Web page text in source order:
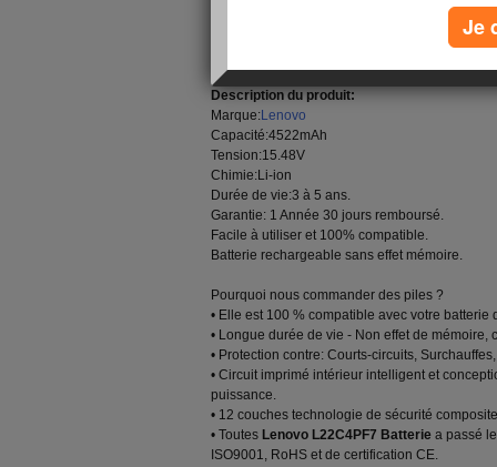
Lenovo L22C4PF7 Batterie Ordinateur
Portable pour Lenovo Yoga Air 14s APU8
Description du produit:
Marque:Lenovo
Capacité:4522mAh
Tension:15.48V
Chimie:Li-ion
Durée de vie:3 à 5 ans.
Garantie: 1 Année 30 jours remboursé.
Facile à utiliser et 100% compatible.
Batterie rechargeable sans effet mémoire.
Pourquoi nous commander des piles ?
• Elle est 100 % compatible avec votre batterie
• Longue durée de vie - Non effet de mémoire,
• Protection contre: Courts-circuits,
• Circuit imprimé intérieur intelligent et
puissance.
• 12 couches technologie de sécurité
• Toutes Lenovo L22C4PF7 Batterie a passé
ISO9001, RoHS et de certification CE.
Je